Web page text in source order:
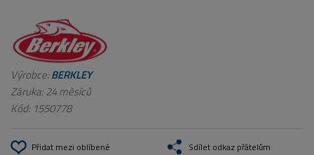
Výrobce:BERKLEY
Záruka: 24 měsíců
Kód: 1550778
Přidat mezi oblíbené Sdílet odkaz přátelům